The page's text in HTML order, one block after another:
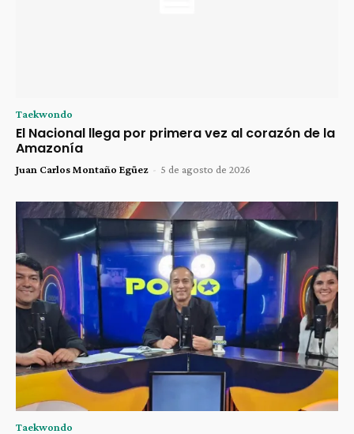
Taekwondo
El Nacional llega por primera vez al corazón de la
Amazonía
Juan Carlos Montaño Egüez - 5 de agosto de 2026
Taekwondo